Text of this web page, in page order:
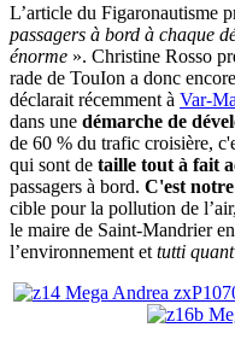
L’article du Figaronautisme
passagers à bord à chaque
énorme ». Christine Rosso
rade de TouIon a donc
déclarait récemment à Var-
dans une démarche de
de 60 % du trafic croisière,
qui sont de taille tout à fait
passagers à bord. C'est
cible pour la pollution de
le maire de Saint-Mandrier
l’environnement et tutti